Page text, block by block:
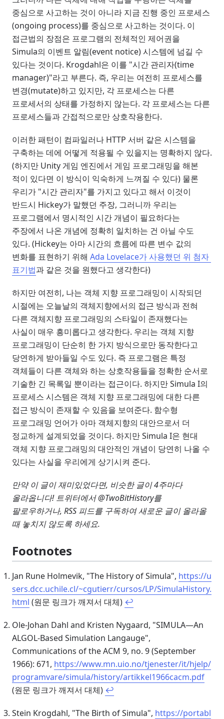
중심으로 사고하는 것이 아니라 지금 진행 중인 프로세스
(ongoing process)를 중심으로 사고하는 것이다. 이
접근법의 장점은 프로그램의 전체적인 제어권을
Simula의 이벤트 알림(event notice) 시스템에 넘길 수
있다는 것이다. Krogdahl은 이를 "시간 관리자(time
manager)"라고 부른다. 즉, 우리는 여전히 프로세스를
변경(mutate)하고 있지만, 각 프로세스는 다른
프로세서의 상태를 가정하지 않는다. 각 프로세스는 다른
프로세스들과 간접적으로만 상호작용한다.
이러한 패턴이 컴파일러나 HTTP 서버 같은 시스템을
구축하는 데에 어떻게 적용될 수 있을지는 명확하지 않다.
(하지만 Unity 게임 엔진에서 게임 프로그래밍을 해본
적이 있다면 이 방식이 익숙하게 느껴질 수 있다) 물론
우리가 "시간 관리자"를 가지고 있다고 해서 이것이
반드시 Hickey가 말했던 주장, 그러니까 우리는
프로그램에서 명시적인 시간 개념이 필요하다는
주장에서 나온 개념에 정확히 일치하는 건 아닐 수도
있다. (Hickey는 아마 시간의 흐름에 따른 변수 값의
변화를 표현하기 위해 Ada Lovelace가 사용했던 위 첨자
표기법과 같은 것을 원했다고 생각한다)
하지만 여전히, 나는 객체 지향 프로그래밍이 시작되던
시절에는 오늘날의 객체지향에서의 접근 방식과 전혀
다른 객체지향 프로그래밍의 스타일이 존재했다는
사실이 매우 흥미롭다고 생각한다. 우리는 객체 지향
프로그래밍이 단순히 한 가지 방식으로만 동작한다고
당연하게 받아들일 수도 있다. 즉 프로그램은 특정
객체들이 다른 객체와 하는 상호작용들을 정확한 순서로
기술한 긴 목록일 뿐이라는 접근이다. 하지만 Simula I의
프로세스 시스템은 객체 지향 프로그래밍에 대한 다른
접근 방식이 존재할 수 있음을 보여준다. 함수형
프로그래밍 언어가 아마 객체지향의 대안으로서 더
정교하게 설계되었을 것이다. 하지만 Simula I은 현대
객체 지향 프로그래밍의 대안적인 개념이 당연히 나올 수
있다는 사실을 우리에게 상기시켜 준다.
만약 이 글이 재미있었다면, 비슷한 글이 4주마다
올라옵니다! 트위터에서 @TwoBitHistory를
팔로우하거나, RSS 피드를 구독하여 새로운 글이 올라올
때 놓치지 않도록 하세요.
Footnotes
Jan Rune Holmevik, "The History of Simula", https://u
sers.dcc.uchile.cl/~cgutierr/cursos/LP/SimulaHistory.
html (원문 링크가 깨져서 대체) ↩
Ole-Johan Dahl and Kristen Nygaard, "SIMULA—An
ALGOL-Based Simulation Langauge",
Communications of the ACM 9, no. 9 (September
1966): 671, https://www.mn.uio.no/tjenester/it/hjelp/
programvare/simula/history/artikkel1966cacm.pdf
(원문 링크가 깨져서 대체) ↩
Stein Krogdahl, "The Birth of Simula", https://portabl